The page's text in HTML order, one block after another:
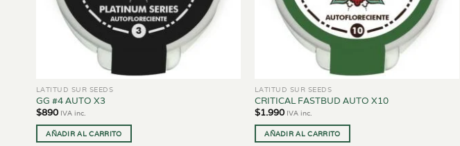
LATITUD SUR SEEDS
GG #4 AUTO X3
$890 IVA inc.
AÑADIR AL CARRITO
LATITUD SUR SEEDS
CRITICAL FASTBUD AUTO X10
$1.990 IVA inc.
AÑADIR AL CARRITO